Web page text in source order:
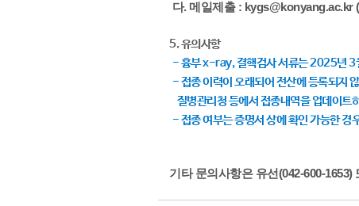
다. 메일제출 : kygs@konyang.ac.kr​
5. 유의사항
- 흉부 x-ray, 결핵검사 서류는 2025년 3
- 접종 이력이 오래되어 전산에 등록되지
질병관리청 등에서 접종내역을 업데이트
- 접종 여부는 증명서 상에 확인 가능한 경
기타 문의사항은 유선(042-600-